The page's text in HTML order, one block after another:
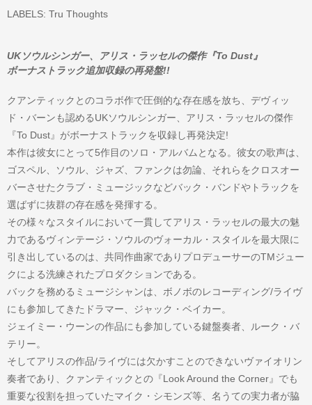
LABELS: Tru Thoughts
UKソウルシンガー、アリス・ラッセルの傑作『To Dust』
ボーナストラック追加収録の再発盤!!
クアンティックとのコラボ作で圧倒的な存在感を放ち、デヴィッ
ド・バーンも認めるUKソウルシンガー、アリス・ラッセルの傑作
『To Dust』がボーナストラックを収録し再発決定!
本作は彼女にとって5作目のソロ・アルバムとなる。彼女の歌声は、
ゴスペル、ソウル、ジャズ、ファンクは勿論、それらをクロスオー
バーさせたクラブ・ミュージックなどバック・バンドやトラックを
選ばずに抜群の存在感を発揮する。
その様々なスタイルにおいて一貫してアリス・ラッセルの最大の魅
力であるヴィンテージ・ソウルのヴォーカル・スタイルを最大限に
引き出しているのは、共同作曲家でありプロデューサーのTMジュー
クによる洗練されたプロダクションである。
バックを務めるミュージシャンは、ボノボのレコーディング/ライヴ
にも参加してきたドラマー、ジャック・ベイカー。
ジェイミー・ウーンの作品にも参加している鍵盤奏者、ルーク・バ
テリー。
そしてアリスの作品/ライヴには欠かすことのできないヴァイオリン
奏者であり、クァンティックとの『Look Around the Corner』でも
重要な役割を担っていたマイク・シモンズ等、名うての実力者が脇